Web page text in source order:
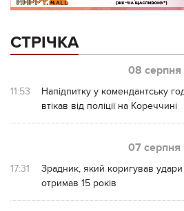
СТРІЧКА
08 серпня
11:53
Напідпитку у комендантську
втікав від поліції на Кореччині
07 серпня
17:31
Зрадник, який коригував
отримав 15 років